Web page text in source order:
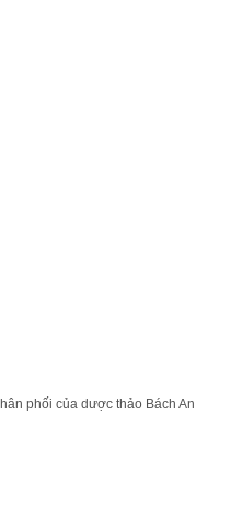
phối của dược thảo Bách An